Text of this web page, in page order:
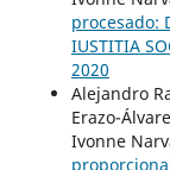
procesado:
IUSTITIA
2020
Alejandro
Erazo-
Ivonne